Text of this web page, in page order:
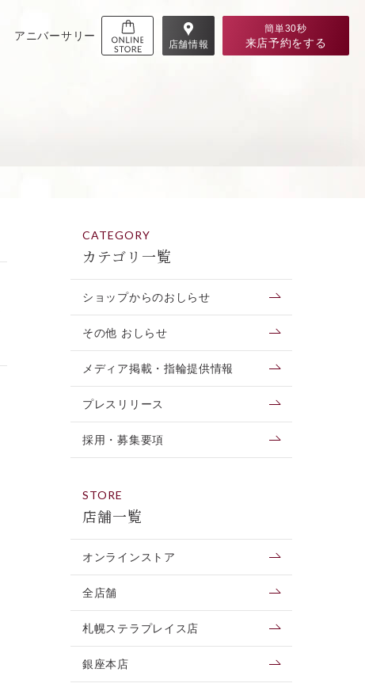
アニバーサリー
店舗情報
簡単30秒
来店予約をする
CATEGORY
カテゴリ一覧
ショップからのおしらせ
その他 おしらせ
メディア掲載・指輪提供情報
プレスリリース
採用・募集要項
STORE
店舗一覧
オンラインストア
全店舗
札幌ステラプレイス店
銀座本店